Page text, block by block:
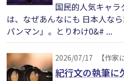
国民的人気キャラ
は、なぜあんなにも 日本人な
パンマン」。とりわけ0&# ...
2026/07/17 【作家
紀行文の執筆に